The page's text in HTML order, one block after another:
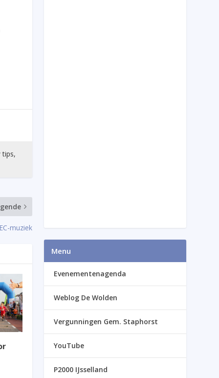
tips,
muziek
Menu
Evenementenagenda
Weblog De Wolden
Vergunningen Gem. Staphorst
YouTube
P2000 IJsselland